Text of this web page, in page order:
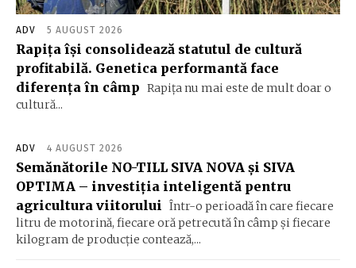
ADV 5 AUGUST 2026
Rapița își consolidează statutul de cultură
profitabilă. Genetica performantă face
diferența în câmp Rapița nu mai este de mult doar o
cultură...
ADV 4 AUGUST 2026
Semănătorile NO-TILL SIVA NOVA și SIVA
OPTIMA – investiția inteligentă pentru
agricultura viitorului Într-o perioadă în care fiecare
litru de motorină, fiecare oră petrecută în câmp și fiecare
kilogram de producție contează,...